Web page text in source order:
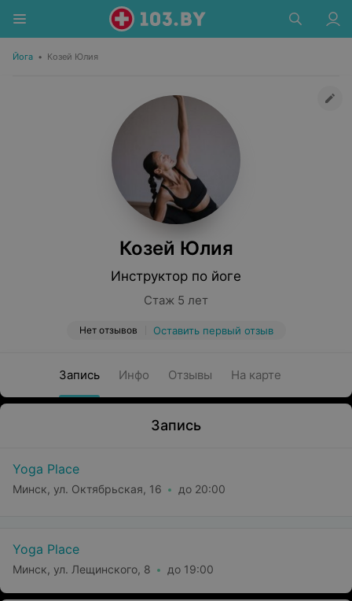
Йога • Козей Юлия
Козей Юлия
Инструктор по йоге
Стаж 5 лет
Нет отзывов Оставить первый отзыв
Запись Инфо Отзывы На карте
Запись
Yoga Place
Минск, ул. Октябрьская, 16 до 20:00
Yoga Place
Минск, ул. Лещинского, 8 до 19:00